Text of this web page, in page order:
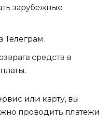
зарубежные
Телеграм.
средств в
или карту, вы
проводить платежи